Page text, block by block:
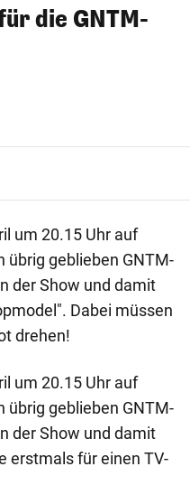
die GNTM-
um 20.15 Uhr auf
übrig geblieben GNTM-
der Show und damit
Dabei müssen
drehen!
um 20.15 Uhr auf
übrig geblieben GNTM-
der Show und damit
erstmals für einen TV-